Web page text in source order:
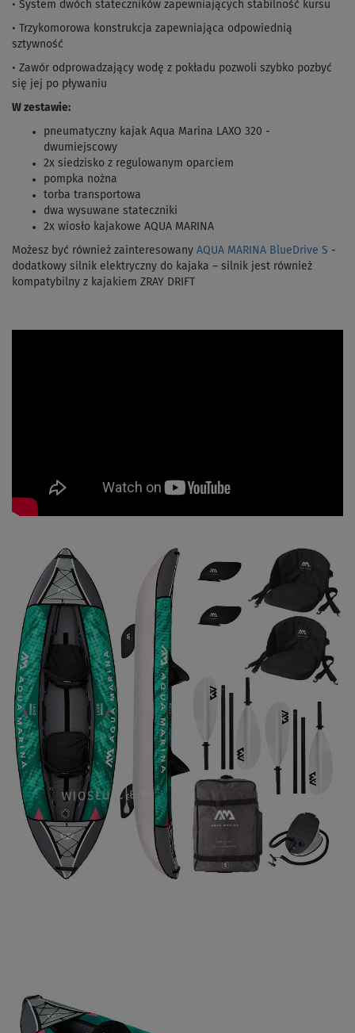
• System dwóch stateczników zapewniających stabilność kursu
• Trzykomorowa konstrukcja zapewniająca odpowiednią
sztywność
• Zawór odprowadzający wodę z pokładu pozwoli szybko pozbyć
się jej po pływaniu
W zestawie:
pneumatyczny kajak Aqua Marina LAXO 320 -
dwumiejscowy
2x siedzisko z regulowanym oparciem
pompka nożna
torba transportowa
dwa wysuwane stateczniki
2x wiosło kajakowe AQUA MARINA
Możesz być również zainteresowany AQUA MARINA BlueDrive S -
dodatkowy silnik elektryczny do kajaka – silnik jest również
kompatybilny z kajakiem ZRAY DRIFT